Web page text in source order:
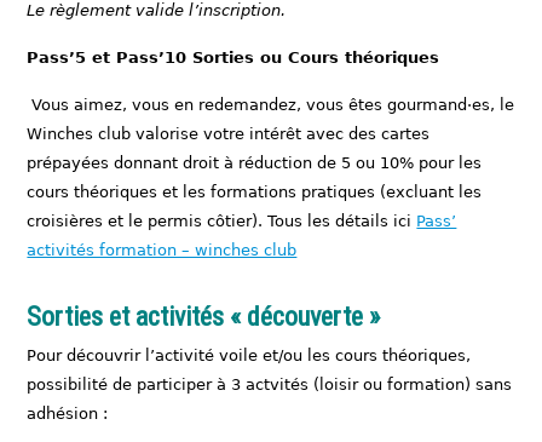
Le règlement valide l’inscription.
Pass’5 et Pass’10 Sorties ou Cours théoriques
Vous aimez, vous en redemandez, vous êtes gourmand·es, le
Winches club valorise votre intérêt avec des cartes
prépayées donnant droit à réduction de 5 ou 10% pour les
cours théoriques et les formations pratiques (excluant les
croisières et le permis côtier). Tous les détails ici Pass’
activités formation – winches club
Sorties et activités « découverte »
Pour découvrir l’activité voile et/ou les cours théoriques,
possibilité de participer à 3 actvités (loisir ou formation) sans
adhésion :